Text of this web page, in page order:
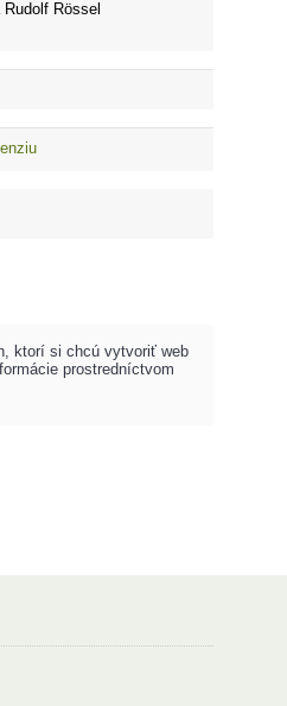
Rössel
ktorí si chcú vytvoriť web
prostredníctvom